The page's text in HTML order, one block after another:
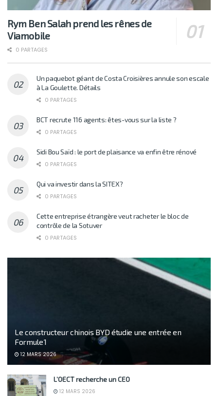
Rym Ben Salah prend les rênes de
Viamobile
0 PARTAGES
Un paquebot géant de Costa Croisières annule son escale
à La Goulette. Détails
0 PARTAGES
BCT recrute 116 agents: êtes-vous sur la liste ?
0 PARTAGES
Sidi Bou Saïd : le port de plaisance va enfin être rénové
0 PARTAGES
Qui va investir dans la SITEX?
0 PARTAGES
Cette entreprise étrangère veut racheter le bloc de
contrôle de la Sotuver
0 PARTAGES
Le constructeur chinois BYD étudie une entrée en
Formule 1
12 MARS 2026
L’OECT recherche un CEO
12 MARS 2026